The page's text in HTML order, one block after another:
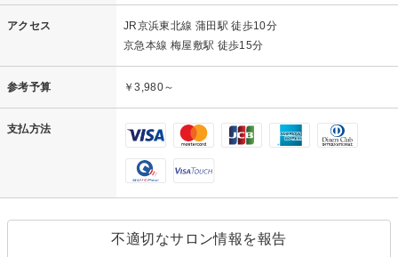
アクセス
JR京浜東北線 蒲田駅 徒歩10分
京急本線 梅屋敷駅 徒歩15分
参考予算 ￥3,980～
支払方法
不適切なサロン情報を報告